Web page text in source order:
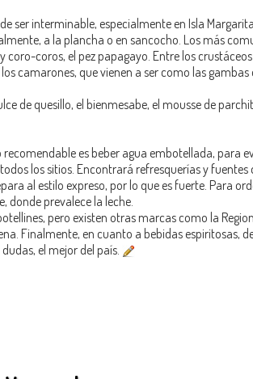
ser interminable, especialmente en Isla
a la plancha o en sancocho. Los más
coro-coros, el pez papagayo. Entre los
camarones, que vienen a ser como las
de quesillo, el bienmesabe, el mousse de
es beber agua embotellada, para
los sitios. Encontrará refresquerías y
al estilo expreso, por lo que es fuerte. Para
donde prevalece la leche.
pero existen otras marcas como la
Finalmente, en cuanto a bebidas espiritosas,
el mejor del país.